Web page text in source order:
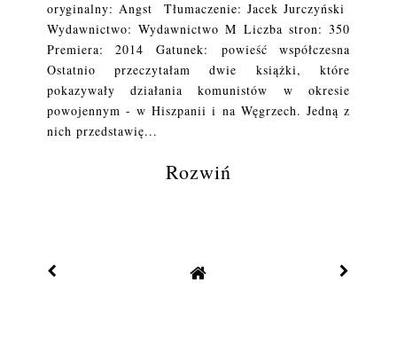
oryginalny: Angst Tłumaczenie: Jacek Jurczyński
Wydawnictwo: Wydawnictwo M Liczba stron: 350
Premiera: 2014 Gatunek: powieść współczesna
Ostatnio przeczytałam dwie książki, które
pokazywały działania komunistów w okresie
powojennym - w Hiszpanii i na Węgrzech. Jedną z
nich przedstawię...
Rozwiń